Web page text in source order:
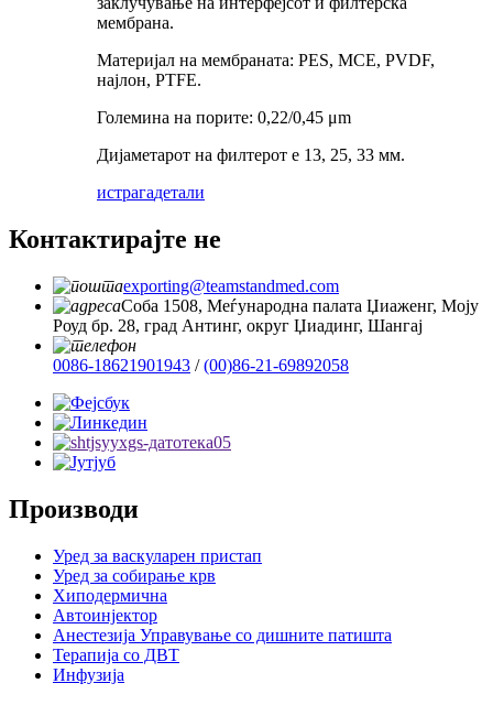
мембрана.
Материјал на мембраната: PES, MCE, PVDF,
најлон, PTFE.
Големина на порите: 0,22/0,45 μm
Дијаметарот на филтерот е 13, 25, 33 мм.
истрагадетали
Контактирајте не
exporting@teamstandmed.com
Соба 1508, Меѓународна палата Џиаженг, Моју
Роуд бр. 28, град Антинг, округ Џиадинг, Шангај
0086-18621901943 /(00)86-21-69892058
Производи
Уред за васкуларен пристап
Уред за собирање крв
Хиподермична
Автоинјектор
Анестезија Управување со дишните патишта
Терапија со ДВТ
Инфузија